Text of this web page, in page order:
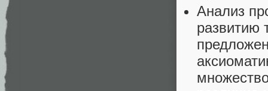
Анализ
развитию